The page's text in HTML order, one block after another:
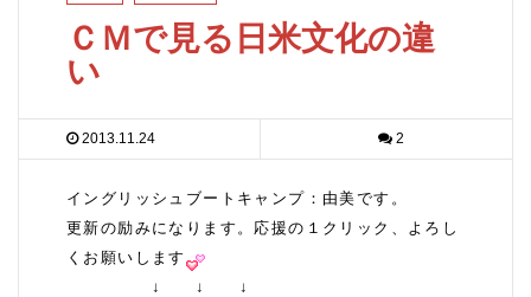
ＣＭで見る日米文化の違
い
2013.11.24 2
イングリッシュブートキャンプ：由美です。
更新の励みになります。応援の１クリック、よろし
くお願いします
↓ ↓ ↓